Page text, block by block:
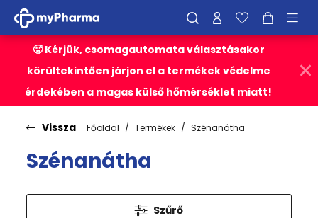
🥵 Kérjük, csomagautomata választásakor
körültekintően járjon el a termékek védelme
érdekében a magas külső hőmérséklet miatt!
Vissza Főoldal Termékek Szénanátha
Szénanátha
Szűrő